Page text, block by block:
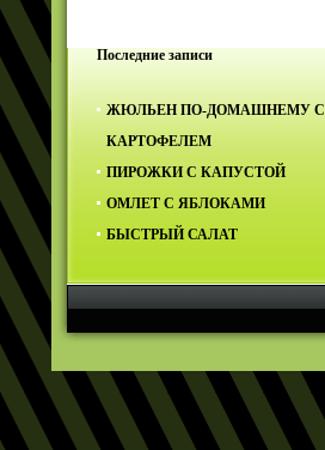
Последние записи
ЖЮЛЬЕН ПО-ДОМАШНЕМУ С
КАРТОФЕЛЕМ
ПИРОЖКИ С КАПУСТОЙ
ОМЛЕТ С ЯБЛОКАМИ
БЫСТРЫЙ САЛАТ